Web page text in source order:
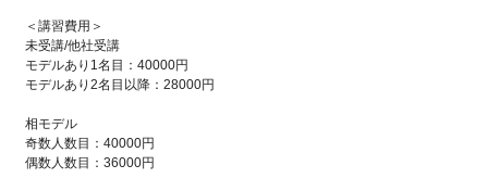
＜講習費用＞
未受講/他社受講
モデルあり1名目：40000円
モデルあり2名目以降：28000円
相モデル
奇数人数目：40000円
偶数人数目：36000円